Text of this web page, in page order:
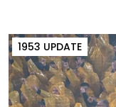
1953 UPDATE